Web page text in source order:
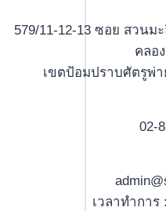
579/11-12-13 ซอย สวนม
คลอ
เขตป้อมปราบศัตรูพ่า
02-
เวลาทำการ